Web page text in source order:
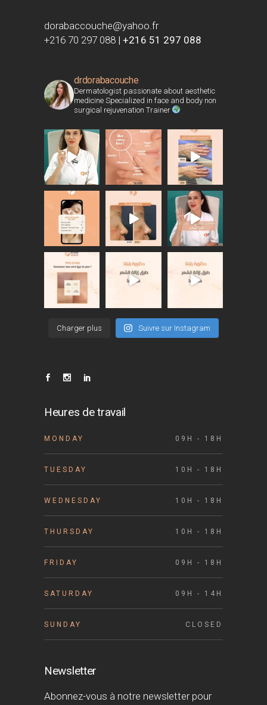
dorabaccouche@yahoo.fr
+216 70 297 088 | +216 51 297 088
drdorabacouche
Dermatologist passionate about aesthetic
medicine Specialized in face and body non
surgical rejuvenation Trainer
Charger plus Suivre sur Instagram
Heures de travail
MONDAY 09H - 18H
TUESDAY 10H - 18H
WEDNESDAY 10H - 18H
THURSDAY 10H - 18H
FRIDAY 09H - 18H
SATURDAY 09H - 14H
SUNDAY CLOSED
Newsletter
Abonnez-vous à notre newsletter pour